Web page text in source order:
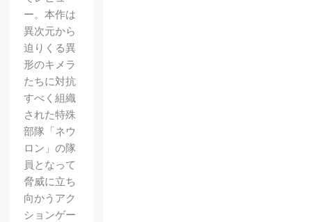
ー。本作は
異次元から
迫りくる異
形のキメラ
たちに対抗
すべく組織
された特殊
部隊「ネウ
ロン」の隊
員となって
脅威に立ち
向かうアク
ションゲー